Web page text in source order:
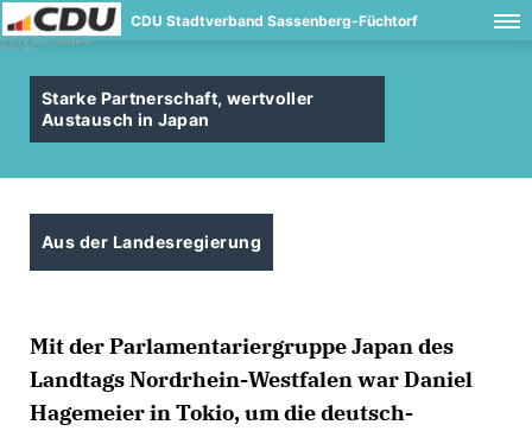
CDU Stadtverband Sassenberg-Füchtorf
Starke Partnerschaft, wertvoller
Austausch in Japan
Aus der Landesregierung
Mit der Parlamentariergruppe Japan des
Landtags Nordrhein-Westfalen war Daniel
Hagemeier in Tokio, um die deutsch-